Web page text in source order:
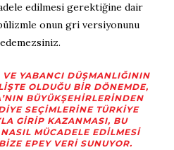
edilmesi gerektiğine dair
onun gri versiyonunu
YABANCI DÜŞMANLIĞININ
OLDUĞU BIR DÖNEMDE,
BÜYÜKŞEHIRLERINDEN
SEÇIMLERINE TÜRKIYE
GIRIP KAZANMASI, BU
MÜCADELE EDILMESI
EPEY VERI SUNUYOR.